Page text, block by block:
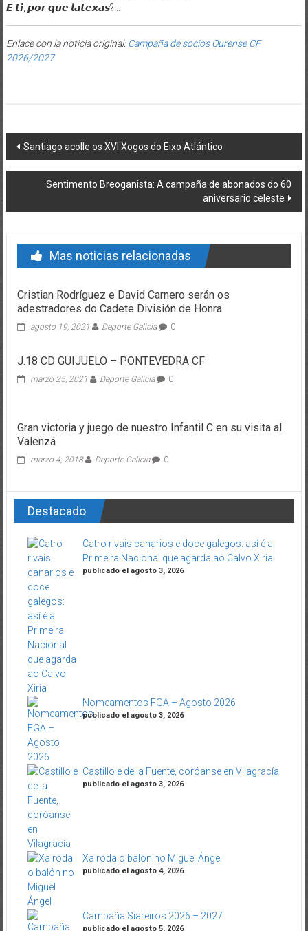
𝙀 𝙩𝙞, 𝙥𝙤𝙧 𝙦𝙪𝙚 𝙡𝙖𝙩𝙚𝙭𝙖𝙨?…
Enlace con la noticia original:Campaña de socios Ourense CF
2026/2027
Post navigation
Santiago acolle os XVI Xogos do Eixo Atlántico
Sentimento Breoganista: A campaña de abonados do 60
aniversario celeste
Mas noticias relacionadas
Cristian Rodríguez e David Carnero serán os
adestradores do Cadete División de Honra
agosto 19, 2021 Deporte Galicia 0
J.18 CD GUIJUELO – PONTEVEDRA CF
marzo 25, 2021 Deporte Galicia 0
Gran victoria y juego de nuestro Infantil C en su visita al
Valenzá
marzo 4, 2018 Deporte Galicia 0
Destacado
Catro rivais canarios e doce galegos: así é a
Primeira Nacional que agarda ao Calvo Xiria
publicado el agosto 3, 2026
Nomeamentos FGA – Agosto 2026
publicado el agosto 3, 2026
Castillo e de la Fuente, coróanse en Vilagracía
publicado el agosto 3, 2026
Xa roda o balón no Miguel Ángel
publicado el agosto 4, 2026
Campaña Siareiros 2026 – 2027
publicado el agosto 5, 2026